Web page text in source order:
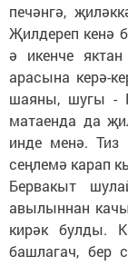
печәнгә,
Җилдереп кенә
ә икенче
арасына керә-
шаяны, шугы -
матаенда да
инде менә. Тиз
сеңлемә карап
Бервакыт
авылыннан
кирәк булды.
башлагач, бер